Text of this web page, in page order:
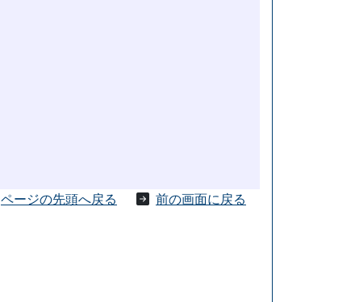
ページの先頭へ戻る 前の画面に戻る